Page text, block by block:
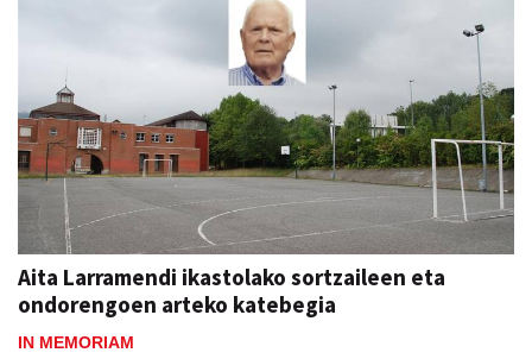
Aita Larramendi ikastolako sortzaileen eta
ondorengoen arteko katebegia
IN MEMORIAM